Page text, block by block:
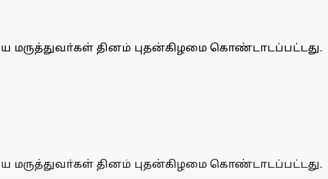
தினம் புதன்கிழமை கொண்டாடப்பட்டது.
தினம் புதன்கிழமை கொண்டாடப்பட்டது.